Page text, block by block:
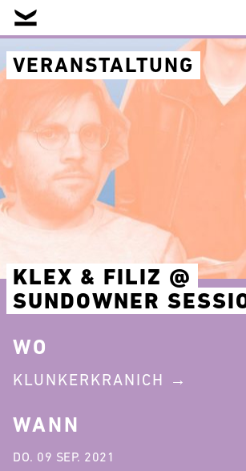
Skip
to
content
VERANSTALTUNG
KLEX & FILIZ @
SUNDOWNER
WO
KLUNKERKRANICH
WANN
DO. 09 SEP. 2021